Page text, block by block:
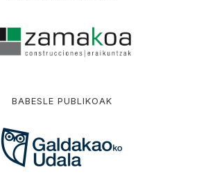
BABESLE PUBLIKOAK